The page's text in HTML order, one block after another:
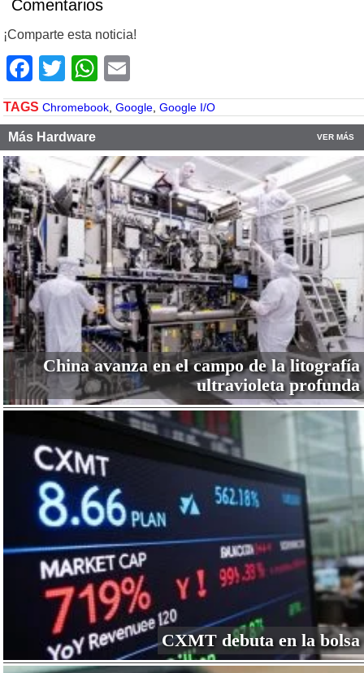
Comentarios
¡Comparte esta noticia!
Facebook
TwitterWhatsApp
TAGS Chromebook Google Google I/O
Más Hardware VER MÁS
China avanza en el campo de la litografía
ultravioleta profunda
CXMT debuta en la bolsa